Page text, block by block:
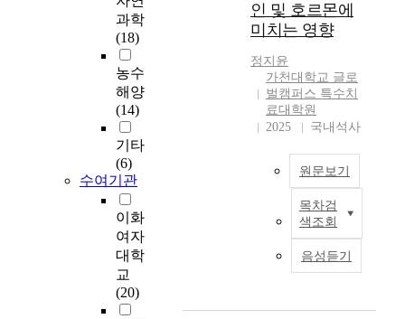
과학
(18)
농수
해양
(14)
기타
(6)
수여기관
이화
여자
대학
교
(20)
관찰의 중심적 특징인
지역사회협력이 부족
리고 이러한 지역사회
협력 체계가 원활하지
못하면 효과적인 보호
관찰제도를 기대하기
는 현실적으로 불가능
하다. 그러므로 우리
나라 보호관찰제도의
발전과 효과 및 효율
적 운영을 위해서는
반드시 지역사회를 중
운영이 제도 운영의
인 및 호르몬에
미치는 영향
정지윤
가천대학교 글로
벌캠퍼스 특수치
료대학원
2025
국내석사
원문보기
목차검
색조회
음성듣기